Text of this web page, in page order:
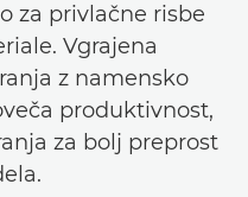
za privlačne risbe
Vgrajena
z namensko
produktivnost,
za bolj preprost